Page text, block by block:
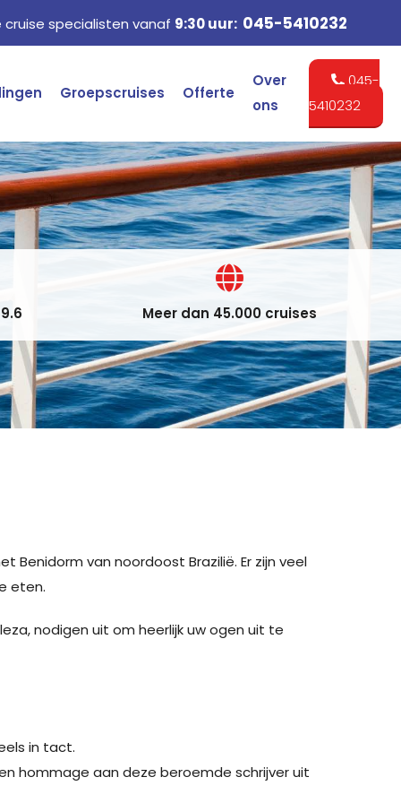
specialisten vanaf 9:30 uur: 045-5410232
Groepscruises Offerte
Over
ons
045-
5410232
Meer dan 45.000 cruises
Benidorm van noordoost Brazilië. Er zijn veel
eten.
nodigen uit om heerlijk uw ogen uit te
in tact.
hommage aan deze beroemde schrijver uit